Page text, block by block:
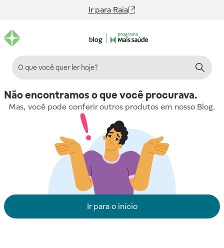
Ir para Raia
Não encontramos o que você procurava.
Mas, você pode conferir outros produtos em nosso Blog.
Ir para o início